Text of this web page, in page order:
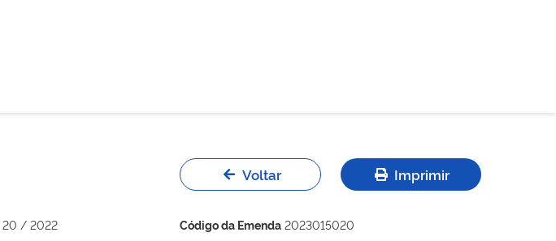
Voltar Imprimir
20 / 2022 Código da Emenda 2023015020